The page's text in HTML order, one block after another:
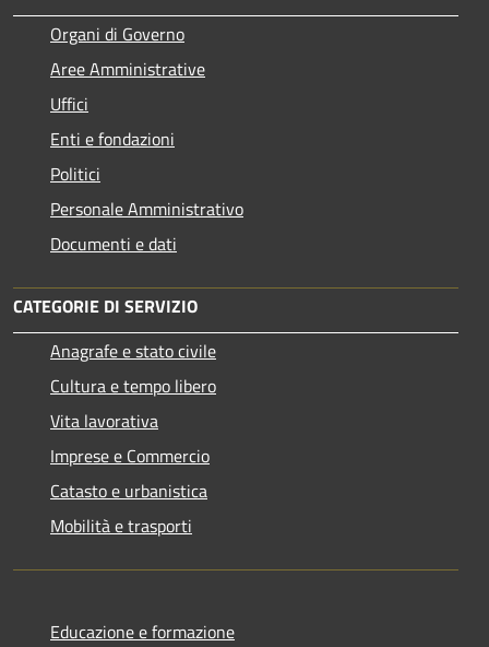
Organi di Governo
Aree Amministrative
Uffici
Enti e fondazioni
Politici
Personale Amministrativo
Documenti e dati
CATEGORIE DI SERVIZIO
Anagrafe e stato civile
Cultura e tempo libero
Vita lavorativa
Imprese e Commercio
Catasto e urbanistica
Mobilità e trasporti
Educazione e formazione